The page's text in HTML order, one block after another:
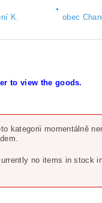
K.
obec
to view the goods.
kategorii momentálně
no items in stock